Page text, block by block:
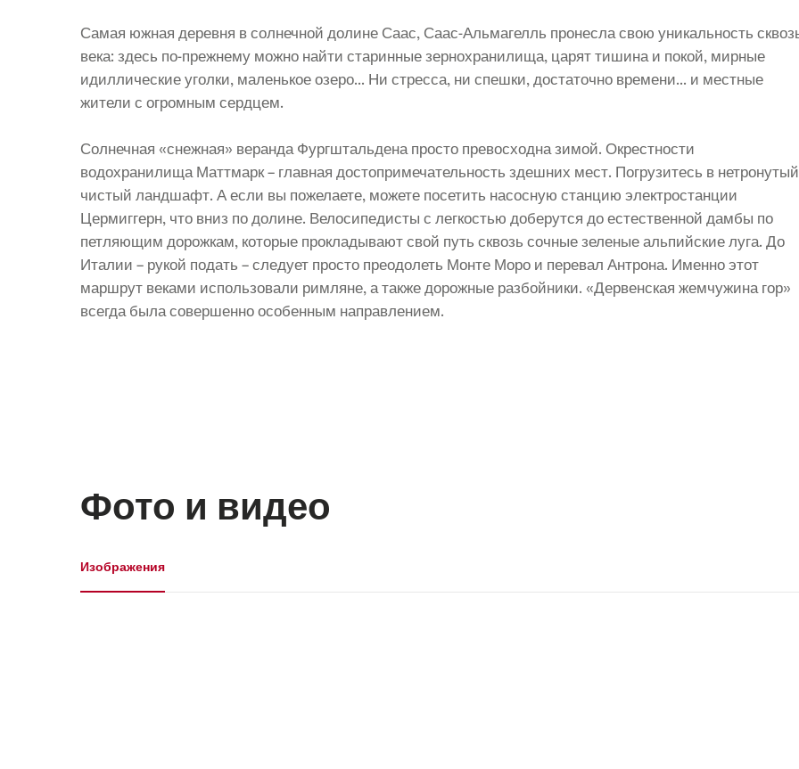
Самая южная деревня в солнечной долине Саас, Саас-Альмагелль пронесла свою уникальность
века: здесь по-прежнему можно найти старинные зернохранилища, царят тишина и покой, мирные
идиллические уголки, маленькое озеро... Ни стресса, ни спешки, достаточно времени... и местные
жители с огромным сердцем.
Солнечная «снежная» веранда Фургштальдена просто превосходна зимой. Окрестности
водохранилища Маттмарк – главная достопримечательность здешних мест. Погрузитесь в
чистый ландшафт. А если вы пожелаете, можете посетить насосную станцию электростанции
Цермиггерн, что вниз по долине. Велосипедисты с легкостью доберутся до естественной дамбы по
петляющим дорожкам, которые прокладывают свой путь сквозь сочные зеленые альпийские луга. До
Италии – рукой подать – следует просто преодолеть Монте Моро и перевал Антрона. Именно этот
маршрут веками использовали римляне, а также дорожные разбойники. «Дервенская жемчужина гор»
всегда была совершенно особенным направлением.
Фото и видео
Изображения